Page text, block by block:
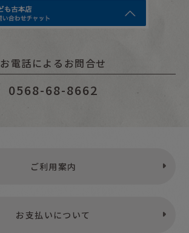
お電話によるお問合せ
0568-68-8662
ご利用案内
お支払いについて